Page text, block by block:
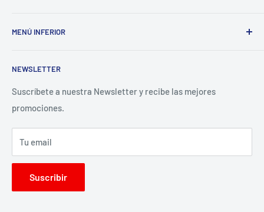
Perú SAC. Distribuidores Oficiales de Blackmagic Design,
MENÚ INFERIOR
Contacto
Preguntas Frecuentes
Términos del servicio
Política de reembolso
Facebook
Instagram
Libro de reclamaciones
NEWSLETTER
Suscríbete a nuestra Newsletter y recibe las mejores
promociones.
Tu email
Suscribir